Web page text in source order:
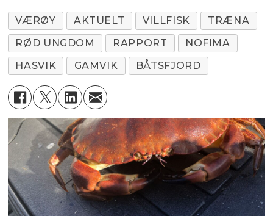
VÆRØY AKTUELT VILLFISK
TRÆNA
RØD UNGDOM
RAPPORT
NOFIMA
HASVIK
GAMVIK BÅTSFJORD